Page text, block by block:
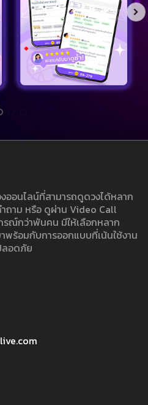
อนไลน์ที่สามารถดูดวงได้หลาก
ถาม หรือ ดูผ่าน Video Call
ณ์กว่าพันคน มีให้เลือกหลาก
พร้อมกับการออกแบบที่เน้นใช้งาน
ลอดภัย